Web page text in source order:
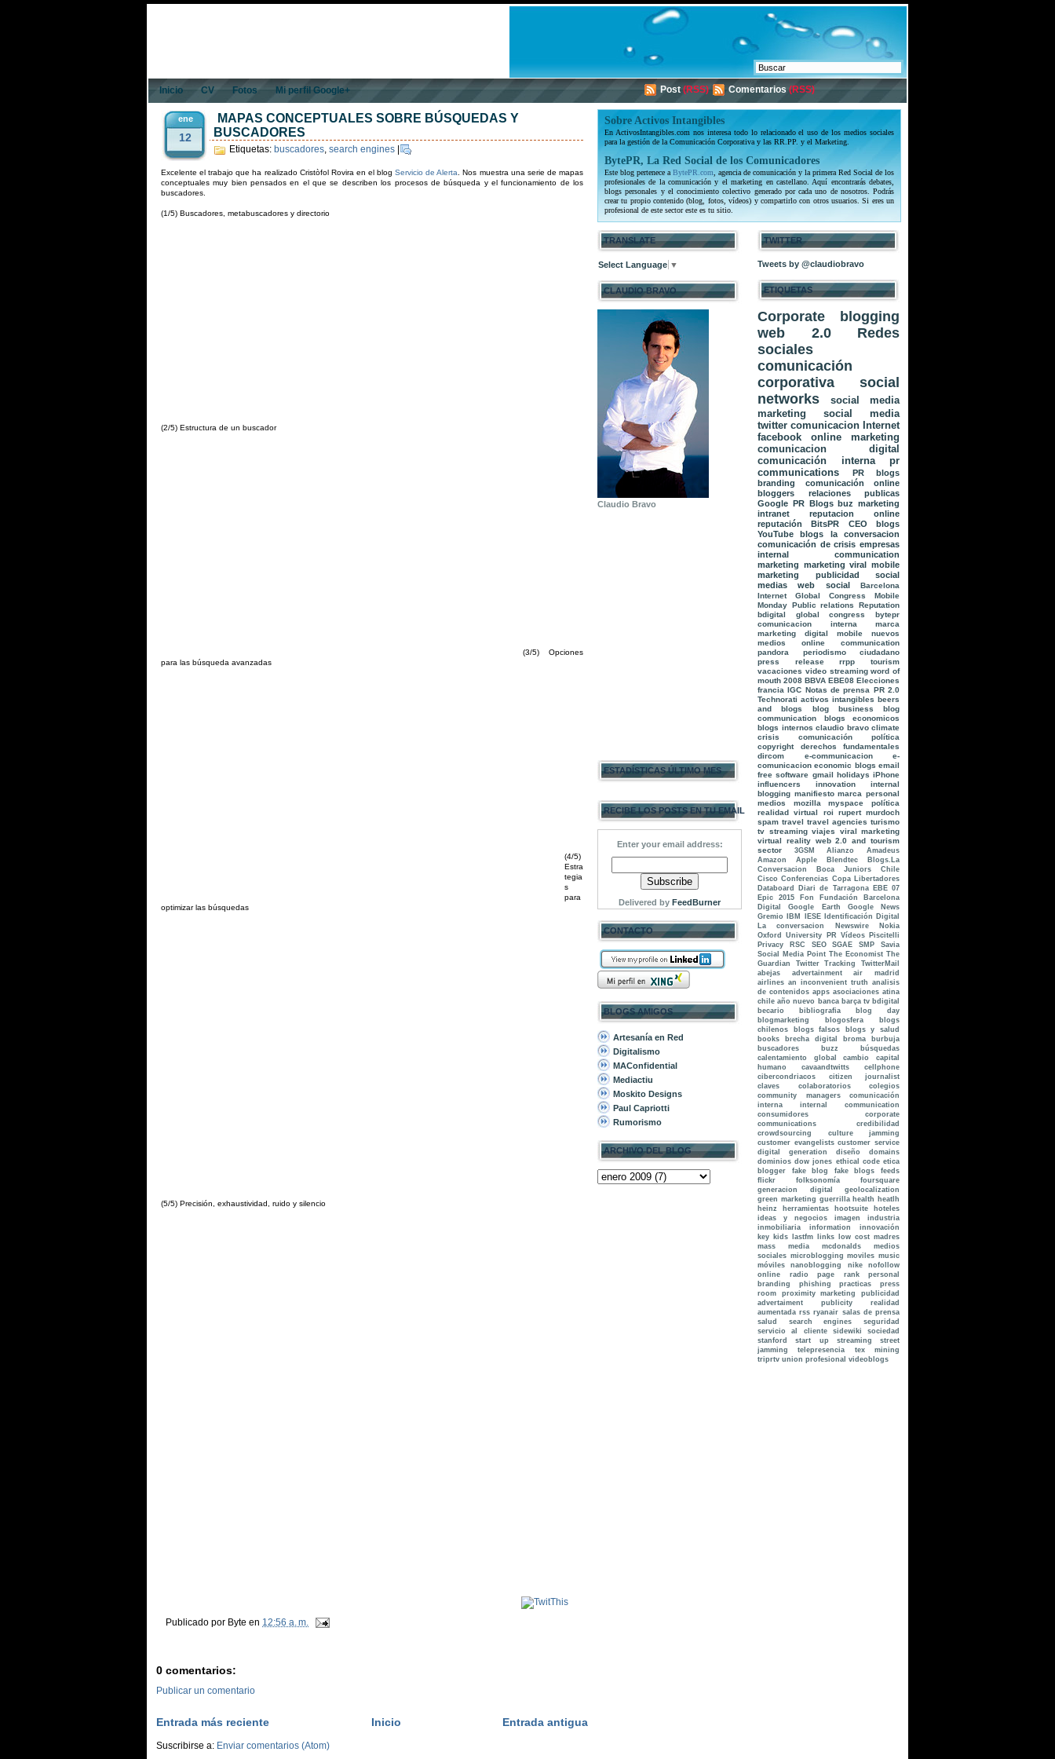
Inicio CV Fotos Mi perfil Google+ Post (RSS) Comentarios (RSS)
ene
12
MAPAS CONCEPTUALES SOBRE BÚSQUEDAS Y
BUSCADORES
Etiquetas: buscadores, search engines
Excelente el trabajo que ha realizado Cristòfol Rovira en el blogServicio de Alerta
. Nos muestra una serie de mapas
conceptuales muy bien pensados en el que se describen los procesos de búsqueda y el funcionamiento de los
buscadores.
(1/5) Buscadores, metabuscadores y directorio
(2/5) Estructura de un buscador
(3/5) Opciones
para las búsqueda avanzadas
(4/5)
Estra
tegia
s
para
optimizar las búsquedas
(5/5) Precisión, exhaustividad, ruido y silencio
Publicado por Byte en 12:56 a. m.
0 comentarios:
Publicar un comentario
Entrada más reciente Entrada antigua
Inicio
Suscribirse a: Enviar comentarios (Atom)
Sobre Activos Intangibles
En ActivosIntangibles.com nos interesa todo lo relacionado el uso de los medios sociales
para la gestión de la Comunicación Corporativa y las RR.PP. y el Marketing.
BytePR, La Red Social de los Comunicadores
Este blog pertenece a BytePR.com , agencia de comunicación y la primera Red Social de los
profesionales de la comunicación y el marketing en castellano. Aquí encontrarás debates,
blogs personales y el conocimiento colectivo generado por cada uno de nosotros. Podrás
crear tu propio contenido (blog, fotos, vídeos) y compartirlo con otros usuarios. Si eres un
profesional de este sector este es tu sitio.
TRANSLATE
Select Language ▼
CLAUDIO BRAVO
Claudio Bravo
ESTADÍSTICAS ÚLTIMO MES
RECIBE LOS POSTS EN TU EMAIL
Enter your email address:
Delivered by FeedBurner
CONTACTO
BLOGS AMIGOS
Artesanía en Red
Digitalismo
MAConfidential
Mediactiu
Moskito Designs
Paul Capriotti
Rumorismo
ARCHIVO DEL BLOG
TWITTER
Tweets by @claudiobravo
ETIQUETAS
Corporate blogging
web 2.0
Redes
sociales
comunicación
corporativa
social
networks
social media
marketing
social media
twitter comunicacion Internet
facebook
online marketing
comunicacion digital
comunicación interna
pr
communications
PR
blogs
branding
comunicación online
bloggers
relaciones publicas
Google PR Blogs buz marketing
intranet
reputacion online
reputación
BitsPR
CEO blogs
YouTube
blogs la conversacion
comunicación de crisis empresas
internal communication
marketing marketing viral mobile
marketing
publicidad
social
medias
web social
Barcelona
Internet Global Congress
Mobile
Monday Public relations
Reputation
bdigital global congress
bytepr
comunicacion interna
marca
marketing digital
mobile
nuevos
medios
online communication
pandora
periodismo ciudadano
press release
rrpp
tourism
vacaciones video streaming word of
mouth 2008 BBVA EBE08 Elecciones
francia IGC Notas de prensa PR 2.0
Technorati activos intangibles beers
and blogs
blog business
blog
communication
blogs economicos
blogs internos claudio bravo climate
crisis
comunicación política
copyright
derechos fundamentales
dircom
e-communicacion
e-
comunicacion economic blogs email
free software gmail holidays iPhone
influencers
innovation
internal
blogging manifiesto marca personal
medios
mozilla myspace
política
realidad virtual
roi
rupert murdoch
spam travel travel agencies turismo
tv streaming viajes
viral marketing
virtual reality web 2.0 and tourism
sector
3GSM Alianzo
Amadeus
Amazon
Apple Blendtec
Blogs.La
Conversacion
Boca Juniors
Chile
Cisco Conferencias Copa Libertadores
Databoard
Diari de Tarragona
EBE 07
Epic 2015
Fon
Fundación Barcelona
Digital
Google Earth
Google News
Gremio
IBM IESE
Identificación Digital
La conversacion
Newswire
Nokia
Oxford University
PR Vídeos
Piscitelli
Privacy
RSC SEO SGAE SMP
Savia
Social Media Point The Economist The
Guardian
Twitter Tracking
TwitterMail
abejas
advertainment
air madrid
airlines an inconvenient truth analisis
de contenidos apps asociaciones atina
chile año nuevo banca barça tv bdigital
becario
bibliografia
blog day
blogmarketing
blogosfera
blogs
chilenos
blogs falsos
blogs y salud
books
brecha digital broma
burbuja
buscadores
buzz
búsquedas
calentamiento global
cambio
capital
humano
cavaandtwitts
cellphone
cibercondriacos
citizen journalist
claves
colaboratorios
colegios
community managers
comunicación
interna internal communication
consumidores
corporate
communications
credibilidad
crowdsourcing
culture jamming
customer evangelists customer service
digital generation
diseño
domains
dominios dow jones ethical code etica
blogger
fake blog fake blogs
feeds
flickr
folksonomía
foursquare
generacion digital
geolocalization
green marketing guerrilla health
heatlh
heinz
herramientas hootsuite
hoteles
ideas y negocios
imagen
industria
inmobiliaria
information
innovación
key kids lastfm links low cost madres
mass media
mcdonalds
medios
sociales microblogging moviles music
móviles
nanoblogging nike
nofollow
online radio
page rank
personal
branding
phishing practicas
press
room
proximity marketing
publicidad
advertaiment
publicity
realidad
aumentada rss ryanair salas de prensa
salud
search engines
seguridad
servicio al cliente
sidewiki
sociedad
stanford
start up streaming
street
jamming
telepresencia
tex mining
triprtv union profesional videoblogs